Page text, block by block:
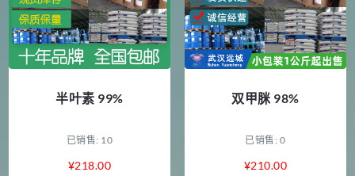
半叶素 99%
已销售: 10
¥218.00
双甲脒 98%
已销售: 0
¥210.00